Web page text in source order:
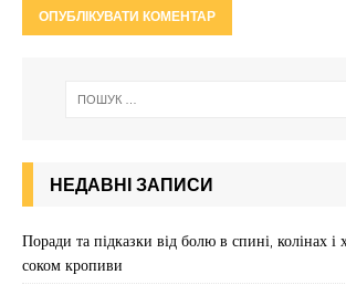
НЕДАВНІ ЗАПИСИ
Поради та підказки від болю в спині, колінах і
соком кропиви